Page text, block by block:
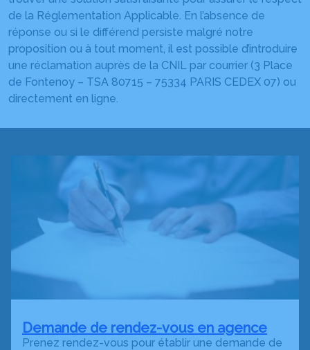
de la Réglementation Applicable. En l’absence de
réponse ou si le différend persiste malgré notre
proposition ou à tout moment, il est possible d’introduire
une réclamation auprès de la CNIL par courrier (3 Place
de Fontenoy – TSA 80715 – 75334 PARIS CEDEX 07) ou
directement en ligne.
Demande de rendez-vous en agence
Prenez rendez-vous pour établir une demande de